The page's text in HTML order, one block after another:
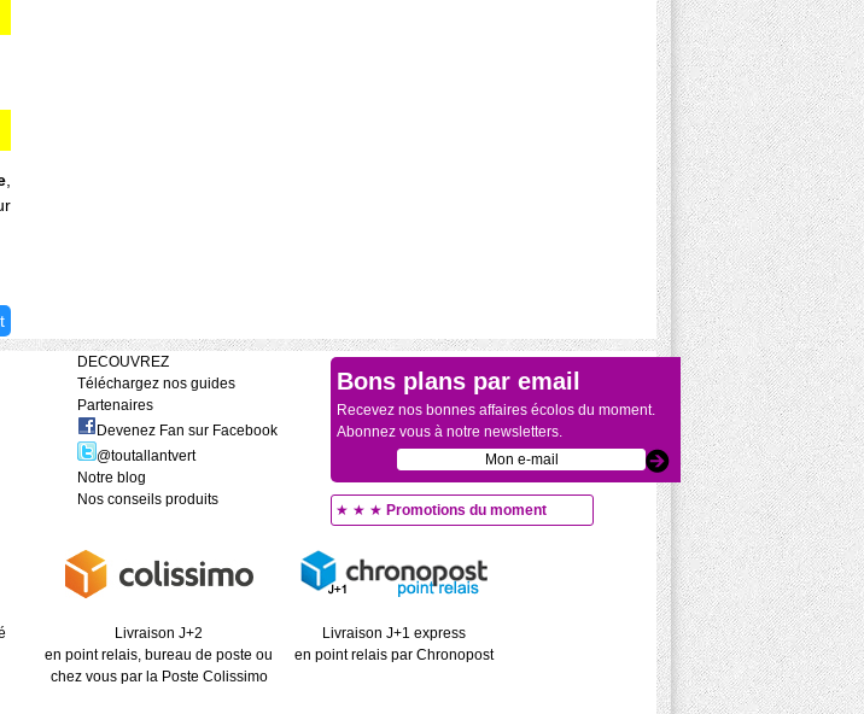
,
DECOUVREZ
Téléchargez nos guides
Partenaires
Devenez Fan sur Facebook
@toutallantvert
Notre blog
Nos conseils produits
Bons plans par email
Recevez nos bonnes affaires écolos du moment.
Abonnez vous à notre newsletters.
★ ★ ★ Promotions du moment
Livraison J+2
en point relais, bureau de poste ou
chez vous par la Poste Colissimo
Livraison J+1 express
en point relais par Chronopost